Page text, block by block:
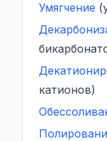
Умягчение
катионов)